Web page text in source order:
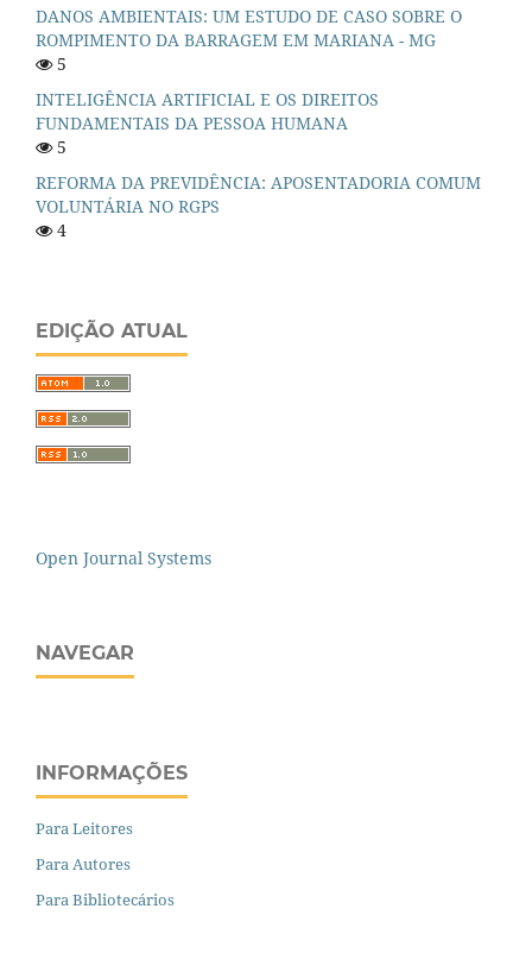
DANOS AMBIENTAIS: UM ESTUDO DE CASO SOBRE O
ROMPIMENTO DA BARRAGEM EM MARIANA - MG
5
INTELIGÊNCIA ARTIFICIAL E OS DIREITOS
FUNDAMENTAIS DA PESSOA HUMANA
5
REFORMA DA PREVIDÊNCIA: APOSENTADORIA COMUM
VOLUNTÁRIA NO RGPS
4
EDIÇÃO ATUAL
Open Journal Systems
NAVEGAR
INFORMAÇÕES
Para Leitores
Para Autores
Para Bibliotecários